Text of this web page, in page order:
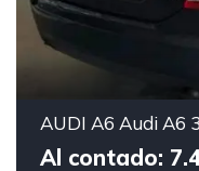
AUDI A6 Audi A6
Al contado: